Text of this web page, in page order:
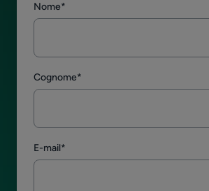
Nome*
Cognome*
E-mail*